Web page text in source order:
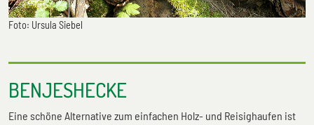
Foto: Ursula Siebel
BENJESHECKE
Eine schöne Alternative zum einfachen Holz- und Reisighaufen ist